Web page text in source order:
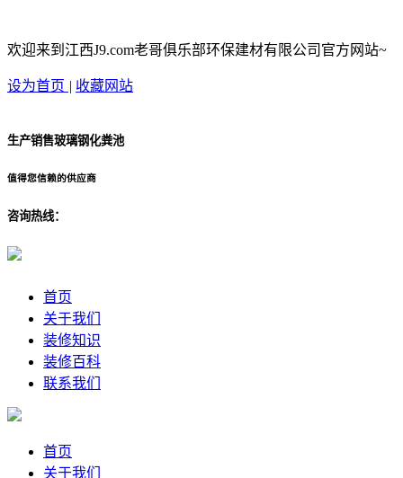
欢迎来到江西J9.com老哥俱乐部环保建材有限公司官方网站~
设为首页 | 收藏网站
生产销售玻璃钢化粪池
值得您信赖的供应商
咨询热线：
首页
关于我们
装修知识
装修百科
联系我们
首页
关于我们